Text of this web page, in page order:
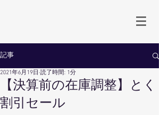
記事
【決算前の在庫調整】とく
割引セール
2021年6月19日 読了時間: 1分